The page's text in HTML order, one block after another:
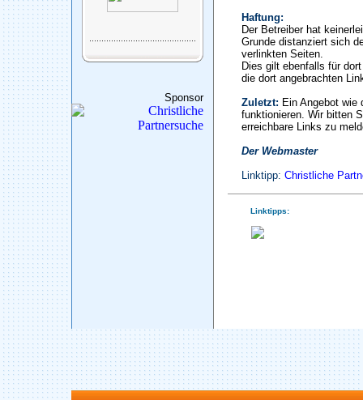
Sponsor
Haftung:
Der Betreiber hat
Grunde distanziert sich
verlinkten Seiten.
Dies gilt ebenfalls für
die dort angebrachten
Zuletzt: Ein Angebot wie
funktionieren. Wir bitten
erreichbare Links zu
Der Webmaster
Linktipp: Christliche
Linktipps: